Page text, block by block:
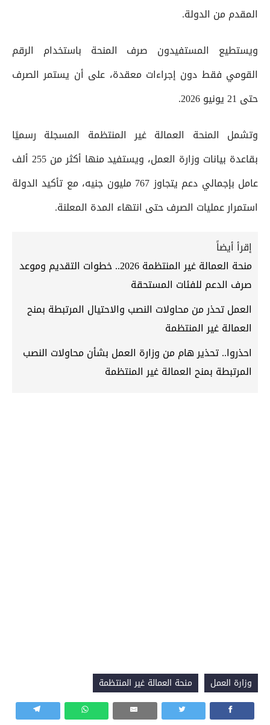
المقدم من الدولة.
ويستطيع المستفيدون صرف المنحة باستخدام الرقم
القومي فقط دون إجراءات معقدة، على أن يستمر الصرف
حتى 21 يونيو 2026.
وتشمل المنحة العمالة غير المنتظمة المسجلة رسميًا
بقاعدة بيانات وزارة العمل، ويستفيد منها أكثر من 255 ألف
عامل بإجمالي دعم يتجاوز 767 مليون جنيه، مع تأكيد الدولة
استمرار عمليات الصرف حتى انتهاء المدة المعلنة.
إقرأ أيضاً
منحة العمالة غير المنتظمة 2026.. خطوات التقديم وموعد
صرف الدعم للفئات المستحقة
العمل تحذر من محاولات النصب والاحتيال المرتبطة بمنح
العمالة غير المنتظمة
احذروا.. تحذير هام من وزارة العمل بشأن محاولات النصب
المرتبطة بمنح العمالة غير المنتظمة
وزارة العمل منحة العمالة غير المنتظمة